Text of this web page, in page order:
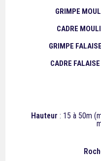
GRIMPE
CADRE
GRIMPE
CADRE
Hauteur : 15 à 50m